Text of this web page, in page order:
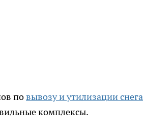
повывозу и утилизации снега
комплексы.